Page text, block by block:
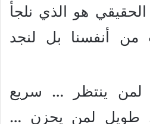
هو الذي نلجأ
من أنفسنا بل لنجد
لمن ينتظر … سريع
طويل لمن يحزن …